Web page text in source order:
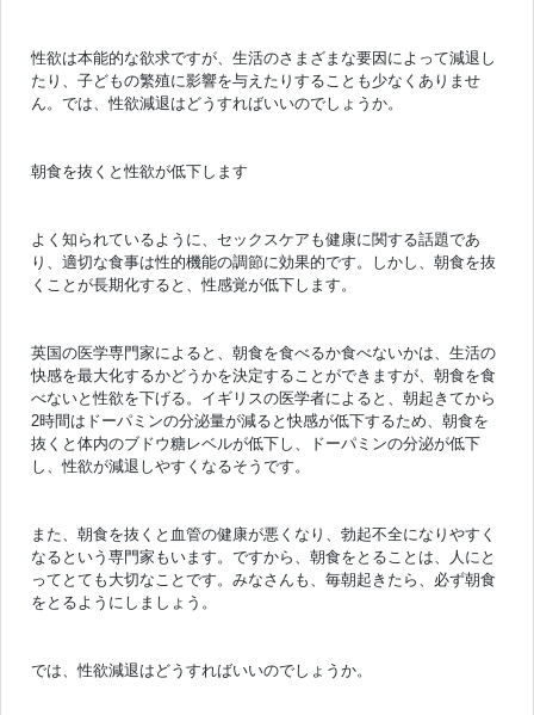
性欲は本能的な欲求ですが、生活のさまざまな要因によって減退し
たり、子どもの繁殖に影響を与えたりすることも少なくありませ
ん。では、性欲減退はどうすればいいのでしょうか。
朝食を抜くと性欲が低下します
よく知られているように、セックスケアも健康に関する話題であ
り、適切な食事は性的機能の調節に効果的です。しかし、朝食を抜
くことが長期化すると、性感覚が低下します。
英国の医学専門家によると、朝食を食べるか食べないかは、生活の
快感を最大化するかどうかを決定することができますが、朝食を食
べないと性欲を下げる。イギリスの医学者によると、朝起きてから
2時間はドーパミンの分泌量が減ると快感が低下するため、朝食を
抜くと体内のブドウ糖レベルが低下し、ドーパミンの分泌が低下
し、性欲が減退しやすくなるそうです。
また、朝食を抜くと血管の健康が悪くなり、勃起不全になりやすく
なるという専門家もいます。ですから、朝食をとることは、人にと
ってとても大切なことです。みなさんも、毎朝起きたら、必ず朝食
をとるようにしましょう。
では、性欲減退はどうすればいいのでしょうか。